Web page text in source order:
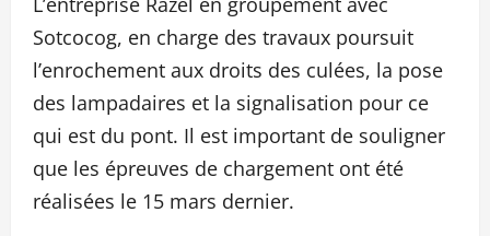
Sotcocog, en charge des travaux poursuit
l’enrochement aux droits des culées, la pose
des lampadaires et la signalisation pour ce
qui est du pont. Il est important de souligner
que les épreuves de chargement ont été
réalisées le 15 mars dernier.